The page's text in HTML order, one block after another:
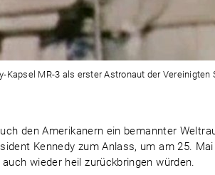
MR-3 als erster Astronaut der
den Amerikanern ein bemannter
Kennedy zum Anlass, um am 25.
wieder heil zurückbringen würden.